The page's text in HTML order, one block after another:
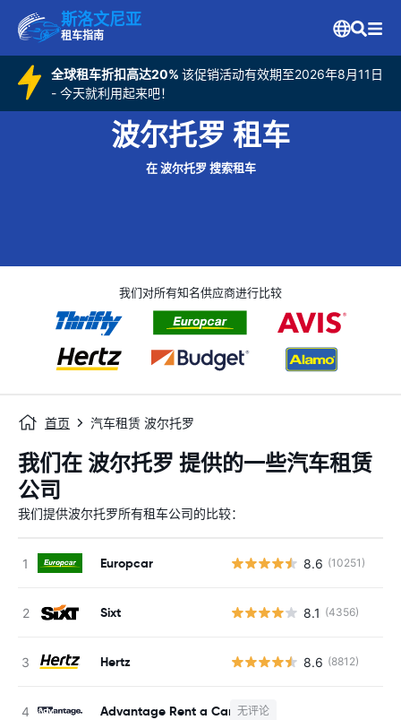
斯洛文尼亚
租车指南
全球租车折扣高达20% 该促销活动有效期至2026年8月11日
- 今天就利用起来吧！
波尔托罗 租车
在 波尔托罗 搜索租车
我们对所有知名供应商进行比较
首页 汽车租赁 波尔托罗
我们在 波尔托罗 提供的一些汽车租赁
公司
我们提供波尔托罗所有租车公司的比较：
Europcar 8.6 (10251)
Sixt 8.1 (4356)
Hertz 8.6 (8812)
Advantage Rent a Car 无评论